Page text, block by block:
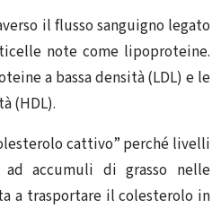
il flusso sanguigno legato
note come lipoproteine.
​​a bassa densità(LDL) e le
(HDL).
cattivo” perché livelli
ad accumuli di grasso nelle
a trasportare il colesterolo in